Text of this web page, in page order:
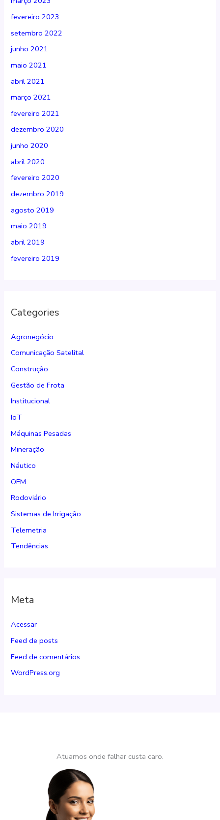
fevereiro 2023
setembro 2022
junho 2021
maio 2021
abril 2021
março 2021
fevereiro 2021
dezembro 2020
junho 2020
abril 2020
fevereiro 2020
dezembro 2019
agosto 2019
maio 2019
abril 2019
fevereiro 2019
Categories
Agronegócio
Comunicação Satelital
Construção
Gestão de Frota
Institucional
IoT
Máquinas Pesadas
Mineração
Náutico
OEM
Rodoviário
Sistemas de Irrigação
Telemetria
Tendências
Meta
Acessar
Feed de posts
Feed de comentários
WordPress.org
Atuamos onde falhar custa caro.